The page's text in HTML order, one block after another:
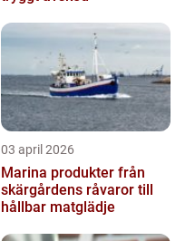
03 april 2026
Marina produkter från
skärgårdens råvaror till
hållbar matglädje